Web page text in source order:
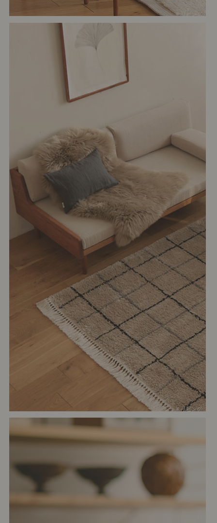
# リビング
# リビング